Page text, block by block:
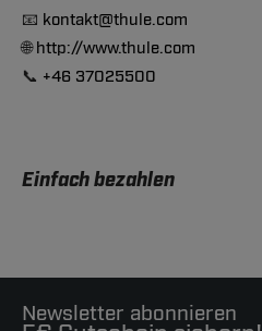
📧 kontakt@thule.com
🌐http://www.thule.com
📞 +46 37025500
Einfach bezahlen
Newsletter abonnieren